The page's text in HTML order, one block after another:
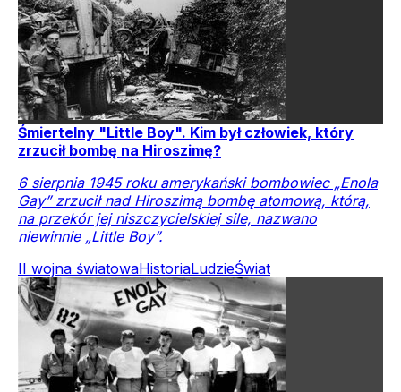
Śmiertelny "Little Boy". Kim był człowiek, który
zrzucił bombę na Hiroszimę?
6 sierpnia 1945 roku amerykański bombowiec „Enola
Gay” zrzucił nad Hiroszimą bombę atomową, którą,
na przekór jej niszczycielskiej sile, nazwano
niewinnie „Little Boy”.
II wojna światowaHistoriaLudzieŚwiat